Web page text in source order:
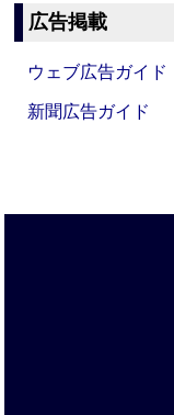
広告掲載
ウェブ広告ガイド
新聞広告ガイド